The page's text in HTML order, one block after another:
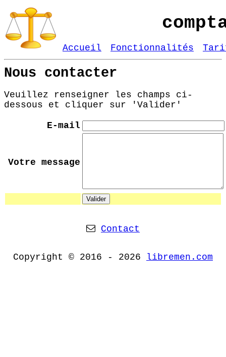
Accueil Fonctionnalités
Nous contacter
Veuillez renseigner les champs ci-
dessous et cliquer sur 'Valider'
E-mail
Votre message
Contact
Copyright © 2016 - 2026 libremen.com